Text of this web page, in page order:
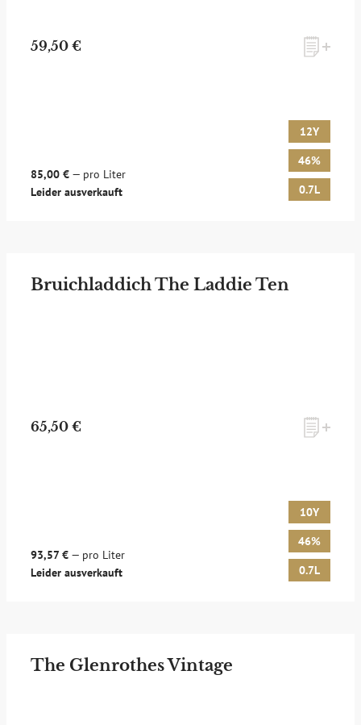
59,50 €
85,00 € — pro Liter
Leider ausverkauft
12Y
46%
0.7L
Bruichladdich The Laddie Ten
65,50 €
93,57 € — pro Liter
Leider ausverkauft
10Y
46%
0.7L
The Glenrothes Vintage